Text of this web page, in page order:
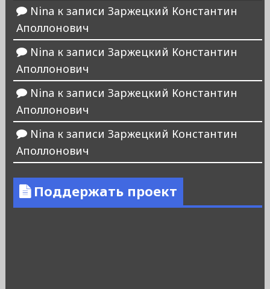
Nina к записи Заржецкий Константин
Аполлонович
Nina к записи Заржецкий Константин
Аполлонович
Nina к записи Заржецкий Константин
Аполлонович
Nina к записи Заржецкий Константин
Аполлонович
Поддержать проект